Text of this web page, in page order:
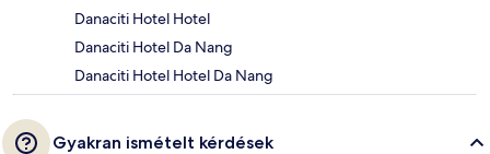
Danaciti Hotel Hotel
Danaciti Hotel Da Nang
Danaciti Hotel Hotel Da Nang
Gyakran ismételt kérdések